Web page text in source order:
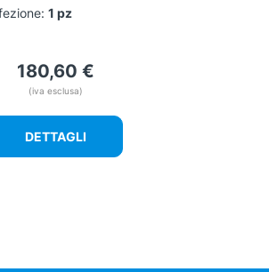
1 pz
180,60 €
(iva esclusa)
DETTAGLI